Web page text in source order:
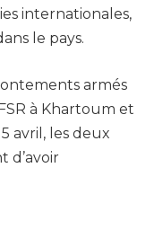
internationales,
le pays.
armés
à Khartoum et
avril, les deux
d’avoir